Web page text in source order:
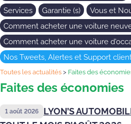
Services
Garantie (s)
Vous et
Comment acheter une voiture
Comment acheter une voiture
Nos Tweets, Alertes et Support
Toutes les actualités > Faites des
Faites des économies
1 août 2026
LYON’S